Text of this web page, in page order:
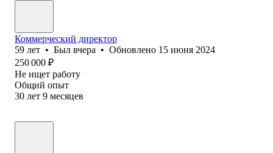
Коммерческий директор
59 лет • Был вчера • Обновлено 15 июня 2024
250 000 ₽
Не ищет работу
Общий опыт
30 лет 9 месяцев